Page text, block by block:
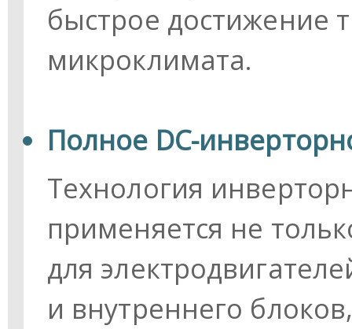
быстрое достижение
микроклимата.
Полное DC-
Технология
применяется не
для
и внутреннего